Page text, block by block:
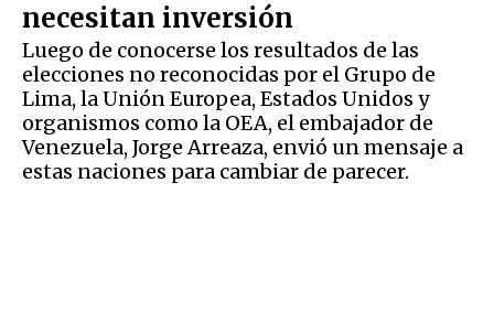
necesitan inversión
Luego de conocerse los resultados de las
elecciones no reconocidas por el Grupo de
Lima, la Unión Europea, Estados Unidos y
organismos como la OEA, el embajador de
Venezuela, Jorge Arreaza, envió un mensaje a
estas naciones para cambiar de parecer.